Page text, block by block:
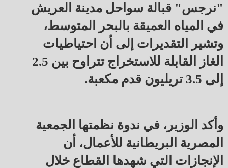
"نرجس" قبالة سواحل مدينة العريش
في المياه العميقة بالبحر المتوسط،
وتشير التقديرات إلى أن احتياطيات
الغاز القابلة للاستخراج تتراوح بين 2.5
إلى 3.5 تريليون قدم مكعبة.
وأكد الوزير، في ندوة نظمتها الجمعية
المصرية البريطانية للأعمال، أن
الإنجازات التي شهدها القطاع خلال